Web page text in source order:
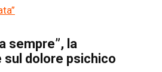
sempre”, la
dolore psichico